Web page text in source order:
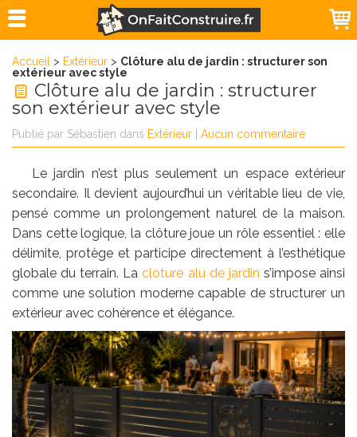
Accueil > Extérieur > Clôture alu de jardin : structurer son
extérieur avec style
Clôture alu de jardin : structurer
son extérieur avec style
Publié par Sébastien dans Extérieur Aucun commentaire
Le jardin n’est plus seulement un espace extérieur
secondaire. Il devient aujourd’hui un véritable lieu de vie,
pensé comme un prolongement naturel de la maison.
Dans cette logique, la clôture joue un rôle essentiel : elle
délimite, protège et participe directement à l’esthétique
globale du terrain. Lacloture alu de jardin s’impose ainsi
comme une solution moderne capable de structurer un
extérieur avec cohérence et élégance.